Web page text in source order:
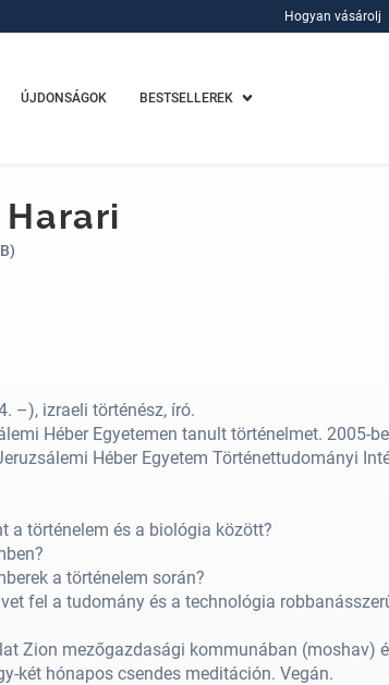
Hogyan vásárolj
ÚJDONSÁGOK BESTSELLEREK
–), izraeli történész, író.
Héber Egyetemen tanult történelmet. 2005-
Héber Egyetem Történettudományi
a történelem és a biológia között?
a történelem során?
fel a tudomány és a technológia
Zion mezőgazdasági kommunában (moshav)
két hónapos csendes meditáción. Vegán.